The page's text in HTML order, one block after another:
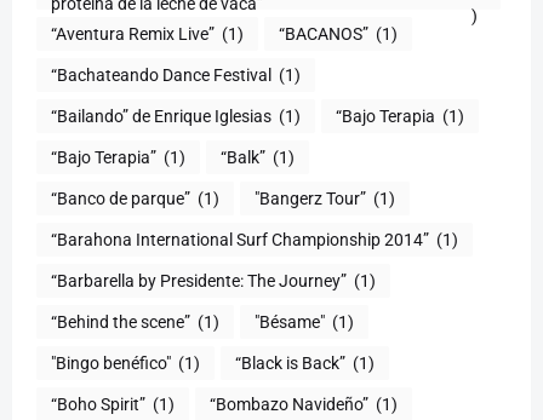
proteína de la leche de vaca”
)
“Aventura Remix Live” (1) “BACANOS” (1)
“Bachateando Dance Festival (1)
“Bailando” de Enrique Iglesias (1) “Bajo Terapia (1)
“Bajo Terapia” (1) “Balk” (1)
“Banco de parque” (1) "Bangerz Tour” (1)
“Barahona International Surf Championship 2014” (1)
“Barbarella by Presidente: The Journey” (1)
“Behind the scene” (1) "Bésame" (1)
"Bingo benéfico" (1) “Black is Back” (1)
“Boho Spirit” (1) “Bombazo Navideño” (1)